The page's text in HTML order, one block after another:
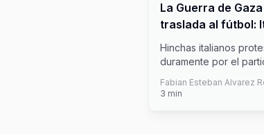
La Guerra de
traslada al fútbol:
e Israel en medio
polémica
Hinchas italianos
duramente por el
y...
Fabian Esteban Alvarez
3 min